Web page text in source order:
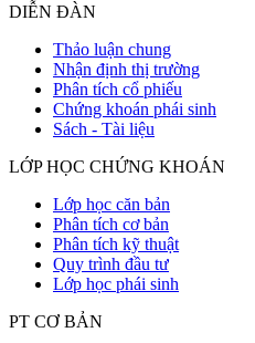
DIỄN ĐÀN
Thảo luận chung
Nhận định thị trường
Phân tích cổ phiếu
Chứng khoán phái sinh
Sách - Tài liệu
LỚP HỌC CHỨNG KHOÁN
Lớp học căn bản
Phân tích cơ bản
Phân tích kỹ thuật
Quy trình đầu tư
Lớp học phái sinh
PT CƠ BẢN